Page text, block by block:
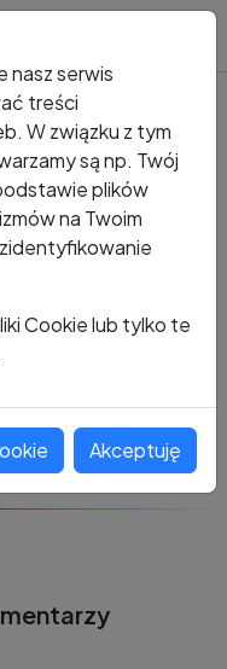
559
nasz serwis
treści
W związku z tym
są np. Twój
plików
na Twoim
Cookie lub tylko te
Akceptuję